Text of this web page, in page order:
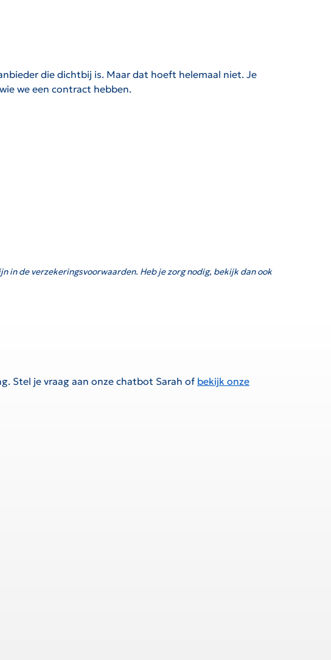
die dichtbij is. Maar dat hoeft helemaal niet. Je
we een contract hebben.
in de verzekeringsvoorwaarden. Heb je zorg nodig, bekijk dan ook
Stel je vraag aan onze chatbot Sarah of bekijk onze